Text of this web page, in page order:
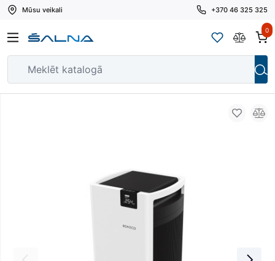
Mūsu veikali +370 46 325 325
0